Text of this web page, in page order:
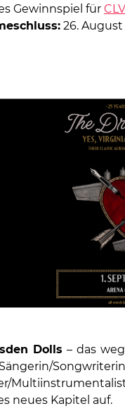
Gewinnspiel für
26. August
Dolls – das
neues Kapitel auf.